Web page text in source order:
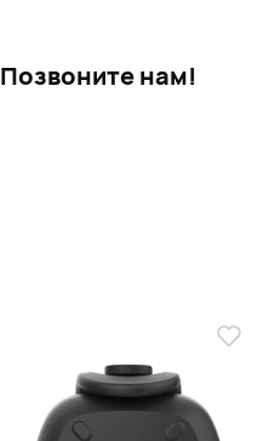
Позвоните нам!